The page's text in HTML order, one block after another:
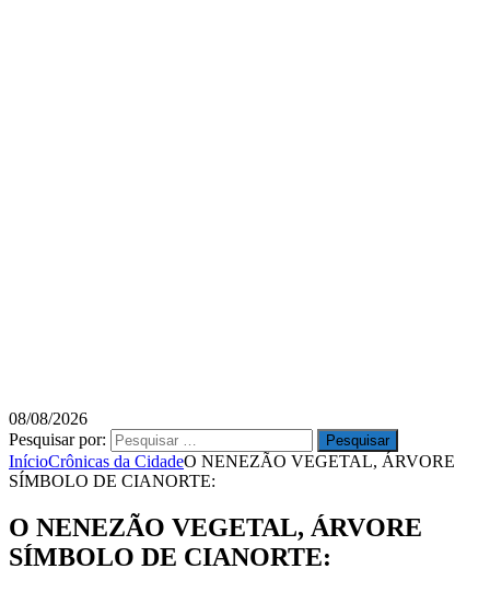
08/08/2026
Pesquisar por:
InícioCrônicas da CidadeO NENEZÃO VEGETAL, ÁRVORE
SÍMBOLO DE CIANORTE:
O NENEZÃO VEGETAL, ÁRVORE
SÍMBOLO DE CIANORTE: